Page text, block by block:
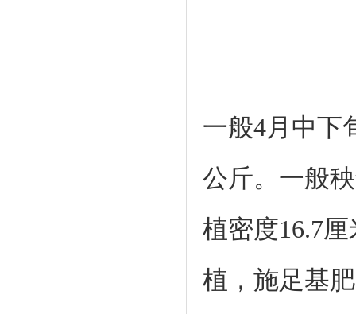
一般4月中下
公斤。一般
植密度16.7
植，施足基